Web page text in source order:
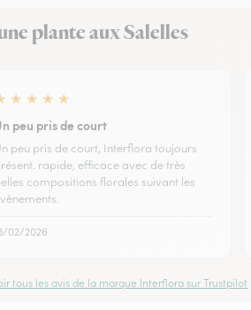
plante aux Salelles
★ ★ ★ ★
peu pris de court
peu pris de court, Interflora toujours
rapide, efficace avec de très
compositions florales suivant les
02/2026
tous les avis de la marque Interflora sur Trustpilot